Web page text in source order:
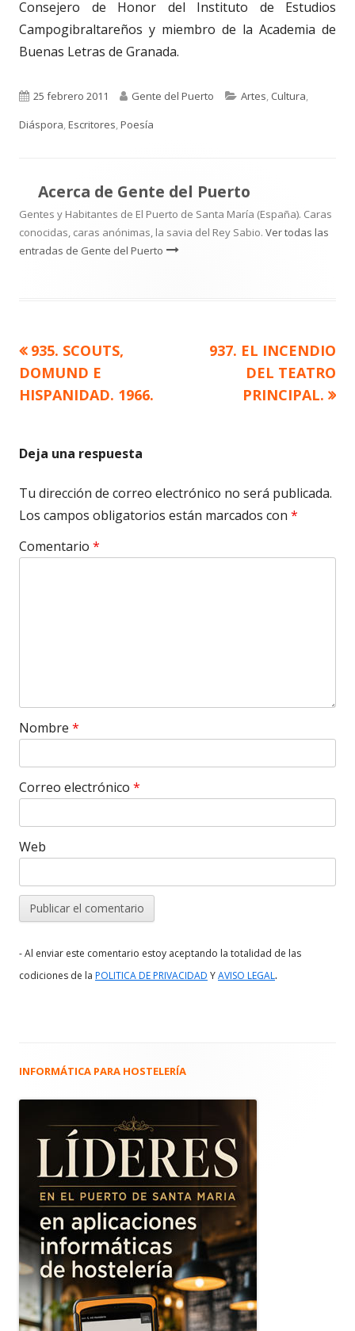
Consejero de Honor del Instituto de Estudios
Campogibraltareños y miembro de la Academia de
Buenas Letras de Granada.
Publicado
el
25 febrero 2011 Autor
Gente del Puerto Categorías
Artes, Cultura,
Diáspora,Escritores,Poesía
Acerca de Gente del Puerto
Gentes y Habitantes de El Puerto de Santa María (España). Caras
conocidas, caras anónimas, la savia del Rey Sabio. Ver todas las
entradas de Gente del Puerto
Navegación
de
Artículo
anterior
935. SCOUTS,
DOMUND E
HISPANIDAD. 1966.
Artículo
siguiente
937. EL INCENDIO
DEL TEATRO
PRINCIPAL.
Deja una respuesta
Tu dirección de correo electrónico no será publicada.
Los campos obligatorios están marcados con *
Comentario *
Nombre *
Correo electrónico *
Web
- Al enviar este comentario estoy aceptando la totalidad de las
codiciones de la POLITICA DE PRIVACIDAD YAVISO LEGAL.
Barra
principal
INFORMÁTICA PARA HOSTELERÍA